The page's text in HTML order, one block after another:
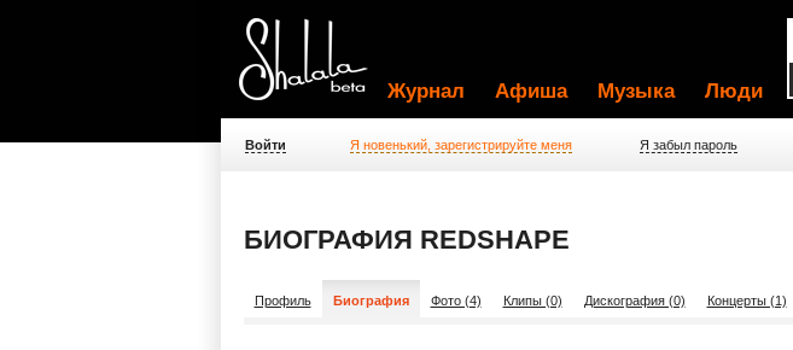
Журнал Афиша Музыка Люди
Войти Я новенький, зарегистрируйте меня Я забыл пароль
БИОГРАФИЯ REDSHAPE
Профиль Биография Фото (4) Клипы (0) Дискография (0) Концерты (1)